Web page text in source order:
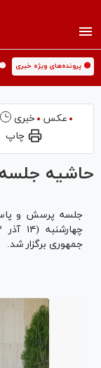
🟡 پرونده‌های ویژه خبری
عکس خبری
چاپ
حاشیه جلسه
جلسه پرسش و
جمهوری برگزار شد.